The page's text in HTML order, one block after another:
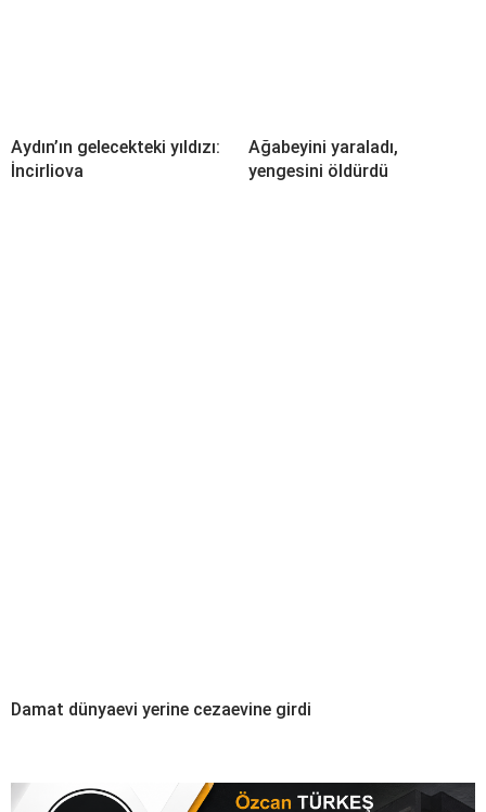
Aydın’ın gelecekteki yıldızı:
İncirliova
Ağabeyini yaraladı,
yengesini öldürdü
Damat dünyaevi yerine cezaevine girdi